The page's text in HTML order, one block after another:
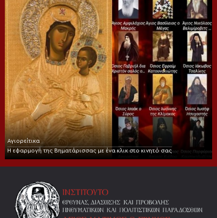
Αγιορείτικα
Η εφαρμογή της Βηματάρισσας με ένα κλικ στο κινητό σας